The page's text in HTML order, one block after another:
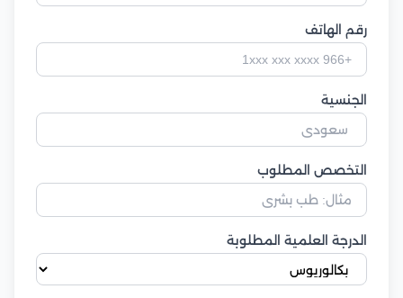
رقم الهاتف
الجنسية
التخصص المطلوب
الدرجة العلمية المطلوبة